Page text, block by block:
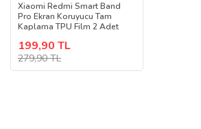
Xiaomi Redmi Smart Band
Pro Ekran Koruyucu Tam
Kaplama TPU Film 2 Adet
199,90 TL
279,90 TL